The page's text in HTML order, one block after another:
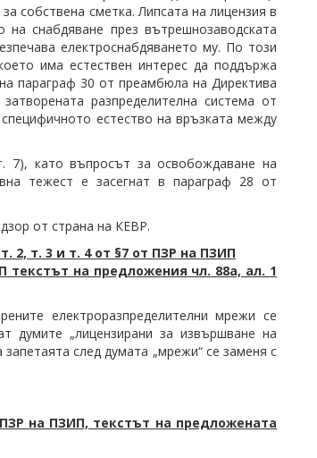
собствена сметка. Липсата на лицензия в
на снабдяване през вътрешнозаводската
електроснабдяването му. По този
има естествен интерес да поддържа
параграф 30 от преамбюла на Директива
разпределителна система от
естество на връзката между
7), като въпросът за освобождаване на
тежест е засегнат в параграф 28 от
от страна на КЕВР.
2, т. 3 и т. 4 от §7 от ПЗР на ПЗИП
текстът на предложения чл. 88а, ал. 1
електроразпределителни мрежи се
думите „лицензирани за извършване на
след думата „мрежи“ се заменя с
на ПЗИП, текстът на предложената